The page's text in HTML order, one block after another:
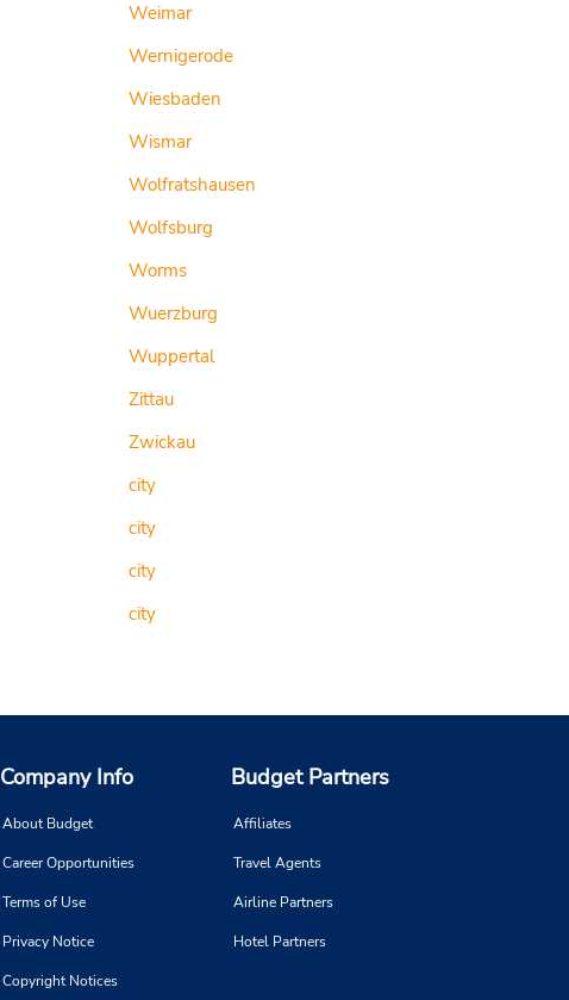
Weimar
Wernigerode
Wiesbaden
Wismar
Wolfratshausen
Wolfsburg
Worms
Wuerzburg
Wuppertal
Zittau
Zwickau
city
city
city
city
Company Info
About Budget
Career Opportunities
Terms of Use
Privacy Notice
Copyright Notices
Budget Partners
Affiliates
Travel Agents
Airline Partners
Hotel Partners